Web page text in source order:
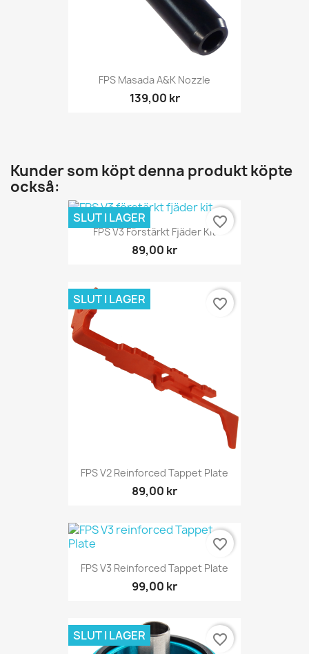
FPS Masada A&K Nozzle
139,00 kr
Kunder som köpt denna produkt köpte
också:
FPS V3 Förstärkt Fjäder Kit
89,00 kr
SLUT I LAGER favorite_border
FPS V2 Reinforced Tappet Plate
89,00 kr
SLUT I LAGER favorite_border
FPS V3 Reinforced Tappet Plate
99,00 kr
favorite_border
SLUT I LAGER favorite_border